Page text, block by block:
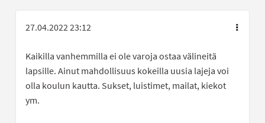
27.04.2022 23:12
Kaikilla vanhemmilla ei ole varoja ostaa välineitä
lapsille. Ainut mahdollisuus kokeilla uusia lajeja voi
olla koulun kautta. Sukset, luistimet, mailat, kiekot
ym.